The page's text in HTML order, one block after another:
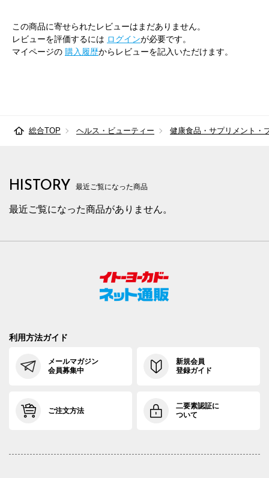
この商品に寄せられたレビューはまだありません。
レビューを評価するには ログインが必要です。
マイページの 購入履歴からレビューを記入いただけます。
総合TOP ヘルス・ビューティー 健康食品・サプリメント・
HISTORY 最近ご覧になった商品
最近ご覧になった商品がありません。
利用方法ガイド
メールマガジン
会員募集中
新規会員
登録ガイド
ご注文方法
二要素認証に
ついて